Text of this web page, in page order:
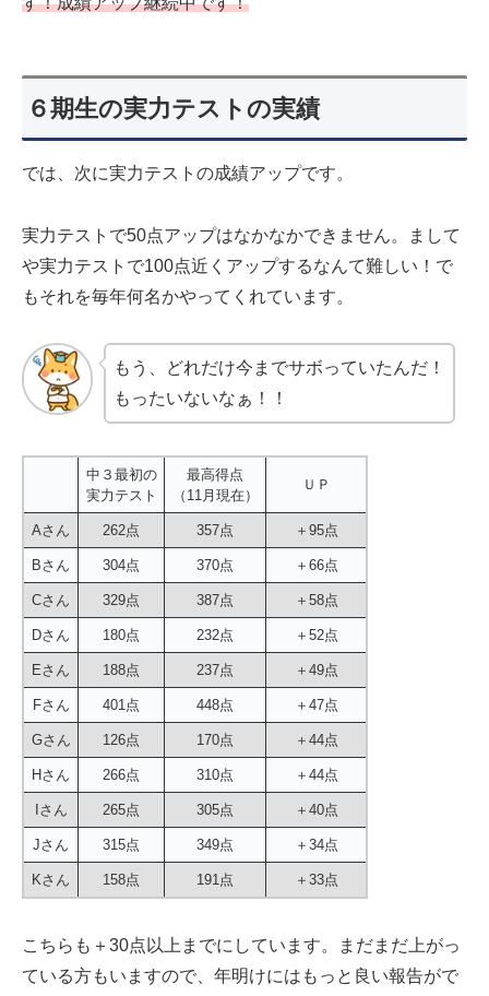
６期生の実力テストの実績
では、次に実力テストの成績アップです。
実力テストで50点アップはなかなかできません。まして
や実力テストで100点近くアップするなんて難しい！で
もそれを毎年何名かやってくれています。
もう、どれだけ今までサボっていたんだ！
もったいないなぁ！！
中３最初の
実力テスト
最高得点
（11月現在）
ＵＰ
Aさん 262点 357点 ＋95点
Bさん 304点 370点 ＋66点
Cさん 329点 387点 ＋58点
Dさん 180点 232点 ＋52点
Eさん 188点 237点 ＋49点
Fさん 401点 448点 ＋47点
Gさん 126点 170点 ＋44点
Hさん 266点 310点 ＋44点
Iさん 265点 305点 ＋40点
Jさん 315点 349点 ＋34点
Kさん 158点 191点 ＋33点
こちらも＋30点以上までにしています。まだまだ上がっ
ている方もいますので、年明けにはもっと良い報告がで